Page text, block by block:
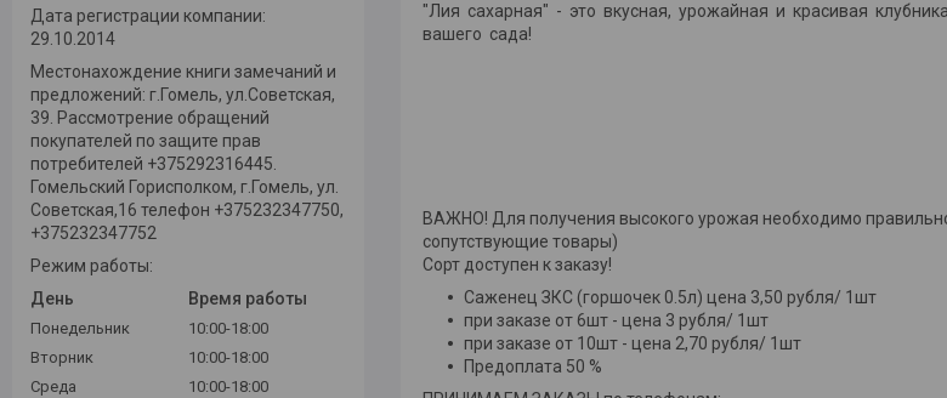
"Лия сахарная" - это вкусная, урожайная и красивая
вашего сада!
ВАЖНО! Для получения высокого урожая необходимо
сопутствующие товары)
Сорт доступен к заказу!
Саженец ЗКС (горшочек 0.5л) цена 3,50 рубля/ 1шт
при заказе от 6шт - цена 3 рубля/ 1шт
при заказе от 10шт - цена 2,70 рубля/ 1шт
Предоплата 50 %
Дата регистрации компании:
29.10.2014
Местонахождение книги замечаний и
предложений: г.Гомель, ул.Советская,
39. Рассмотрение обращений
покупателей по защите прав
потребителей +375292316445.
Гомельский Горисполком, г.Гомель, ул.
Советская,16 телефон +375232347750,
+375232347752
Режим работы:
День
Время работы
Понедельник
10:00-18:00
Вторник
10:00-18:00
Среда
10:00-18:00